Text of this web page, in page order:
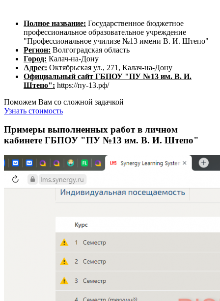
Полное название: Государственное бюджетное
профессиональное образовательное учреждение
"Профессиональное училизе №13 имени В. И. Штепо"
Регион: Волгоградская область
Город: Калач-на-Дону
Адрес: Октябрьская ул., 271, Калач-на-Дону
Официальный сайт ГБПОУ "ПУ №13 им. В. И.
Штепо": https://пу-13.рф/
Поможем Вам со сложной задачкой
Узнать стоимость
Примеры выполненных работ в личном
кабинете ГБПОУ "ПУ №13 им. В. И. Штепо"